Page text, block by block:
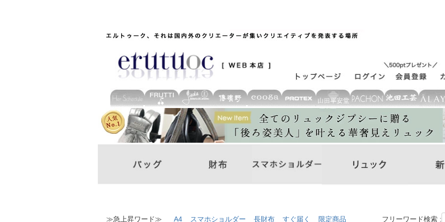
≫急上昇ワード≫ A4 スマホショルダー 長財布 すぐ届く 限定商品 フリーワード検索 :